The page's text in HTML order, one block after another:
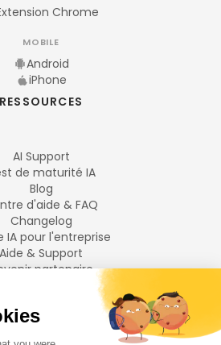
Chrome
MOBILE
Android
iPhone
RESSOURCES
AI Support
de maturité IA
Blog
d'aide & FAQ
Changelog
IA pour l'entreprise
Aide & Support
partenaire
LANGUES